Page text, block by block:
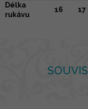
Délka
rukávu
16 17